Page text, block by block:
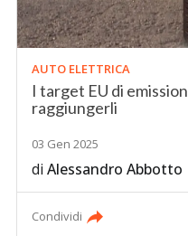
AUTO ELETTRICA
I target EU di
raggiungerli
03 Gen 2025
diAlessandro Abbotto
Condividi